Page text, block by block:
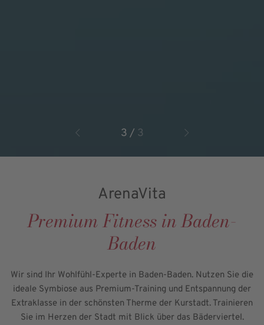
3 / 3
ArenaVita
Premium Fitness in Baden-
Baden
Wir sind Ihr Wohlfühl-Experte in Baden-Baden. Nutzen Sie die
ideale Symbiose aus Premium-Training und Entspannung der
Extraklasse in der schönsten Therme der Kurstadt. Trainieren
Sie im Herzen der Stadt mit Blick über das Bäderviertel.